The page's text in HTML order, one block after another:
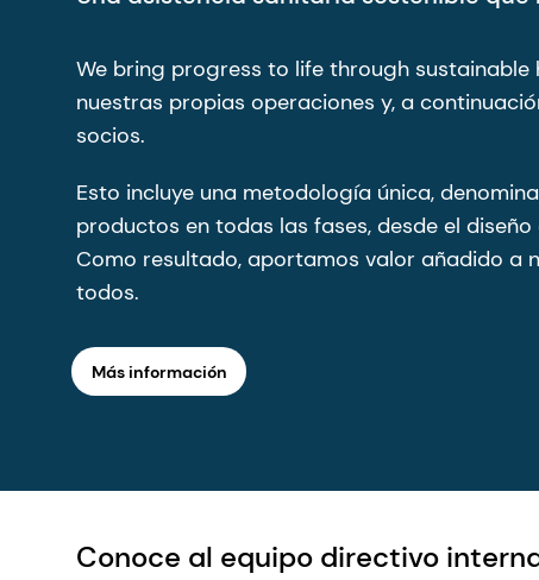
We bring progress to life through
nuestras propias operaciones y, a
socios.
Esto incluye una metodología única,
productos en todas las fases, desde el
Como resultado, aportamos valor añadido a
todos.
Más información
Conoce al equipo directivo